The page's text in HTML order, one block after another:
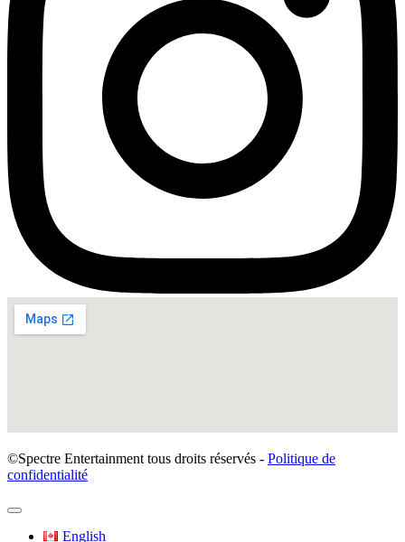
©Spectre Entertainment tous droits réservés - Politique de
confidentialité
English